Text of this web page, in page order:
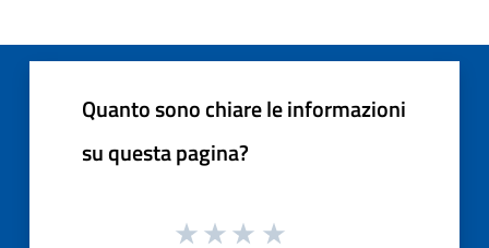
Quanto sono chiare le informazioni
su questa pagina?